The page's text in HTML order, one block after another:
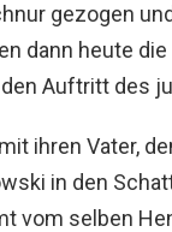
gezogen
dann heute
Auftritt des
ihren Vater,
in den
vom selben